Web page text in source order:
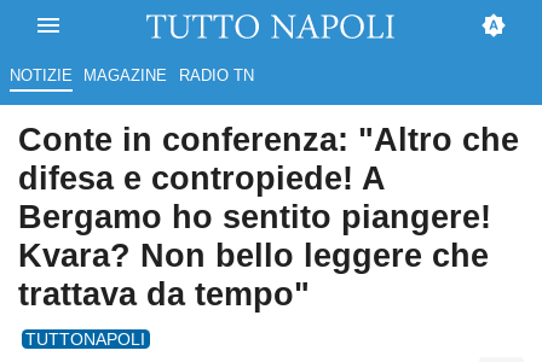
NOTIZIE MAGAZINE RADIO TN
Conte in conferenza: "Altro che
difesa e contropiede! A
Bergamo ho sentito piangere!
Kvara? Non bello leggere che
trattava da tempo"
TUTTONAPOLI